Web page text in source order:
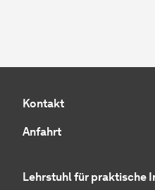
Kontakt
Anfahrt
Lehrstuhl für praktische